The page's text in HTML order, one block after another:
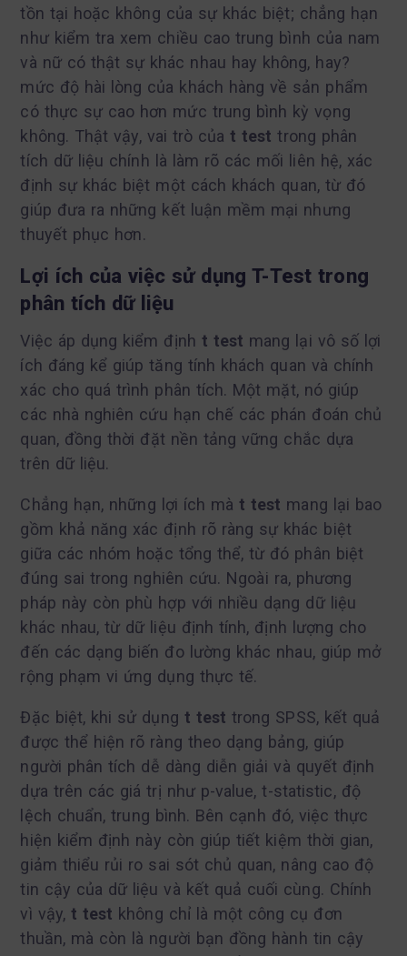
tồn tại hoặc không của sự khác biệt; chẳng hạn
như kiểm tra xem chiều cao trung bình của nam
và nữ có thật sự khác nhau hay không, hay?
mức độ hài lòng của khách hàng về sản phẩm
có thực sự cao hơn mức trung bình kỳ vọng
không. Thật vậy, vai trò của t test trong phân
tích dữ liệu chính là làm rõ các mối liên hệ, xác
định sự khác biệt một cách khách quan, từ đó
giúp đưa ra những kết luận mềm mại nhưng
thuyết phục hơn.
Lợi ích của việc sử dụng T-Test trong
phân tích dữ liệu
Việc áp dụng kiểm định t test mang lại vô số lợi
ích đáng kể giúp tăng tính khách quan và chính
xác cho quá trình phân tích. Một mặt, nó giúp
các nhà nghiên cứu hạn chế các phán đoán chủ
quan, đồng thời đặt nền tảng vững chắc dựa
trên dữ liệu.
Chẳng hạn, những lợi ích mà t test mang lại bao
gồm khả năng xác định rõ ràng sự khác biệt
giữa các nhóm hoặc tổng thể, từ đó phân biệt
đúng sai trong nghiên cứu. Ngoài ra, phương
pháp này còn phù hợp với nhiều dạng dữ liệu
khác nhau, từ dữ liệu định tính, định lượng cho
đến các dạng biến đo lường khác nhau, giúp mở
rộng phạm vi ứng dụng thực tế.
Đặc biệt, khi sử dụng t test trong SPSS, kết quả
được thể hiện rõ ràng theo dạng bảng, giúp
người phân tích dễ dàng diễn giải và quyết định
dựa trên các giá trị như p-value, t-statistic, độ
lệch chuẩn, trung bình. Bên cạnh đó, việc thực
hiện kiểm định này còn giúp tiết kiệm thời gian,
giảm thiểu rủi ro sai sót chủ quan, nâng cao độ
tin cậy của dữ liệu và kết quả cuối cùng. Chính
vì vậy, t test không chỉ là một công cụ đơn
thuần, mà còn là người bạn đồng hành tin cậy